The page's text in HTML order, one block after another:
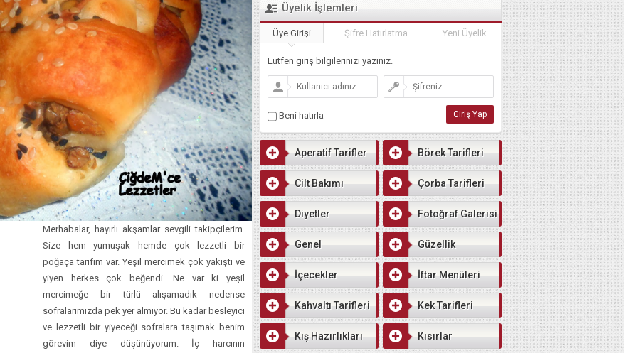
Merhabalar, hayırlı akşamlar sevgili takipçilerim.
Size hem yumuşak hemde çok lezzetli bir
poğaça tarifim var. Yeşil mercimek çok yakıştı ve
yiyen herkes çok beğendi. Ne var ki yeşil
mercimeğe bir türlü alışamadık nedense
sofralarımızda pek yer almıyor. Bu kadar besleyici
ve lezzetli bir yiyeceği sofralara taşımak benim
görevim diye düşünüyorum. İç harcının
Üyelik İşlemleri
Üye Girişi Şifre Hatırlatma Yeni Üyelik
Lütfen giriş bilgilerinizi yazınız.
Beni hatırla
Aperatif Tarifler Börek Tarifleri
Cilt Bakımı Çorba Tarifleri
Diyetler Fotoğraf Galerisi
Genel Güzellik
İçecekler İftar Menüleri
Kahvaltı Tarifleri Kek Tarifleri
Kış Hazırlıkları Kısırlar